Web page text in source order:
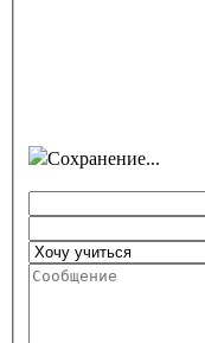
Сохранение...